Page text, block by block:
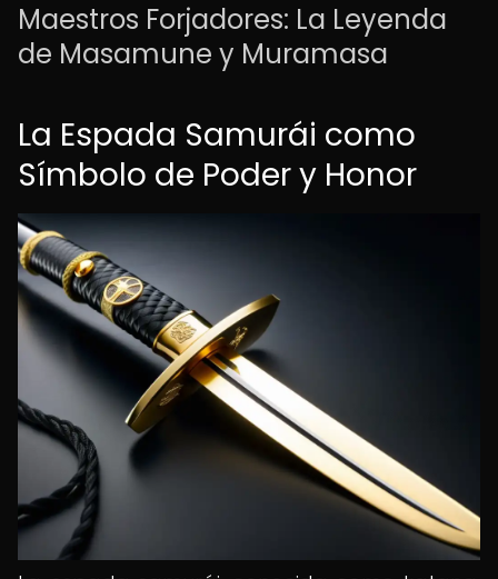
Maestros Forjadores: La Leyenda
de Masamune y Muramasa
La Espada Samurái como
Símbolo de Poder y Honor